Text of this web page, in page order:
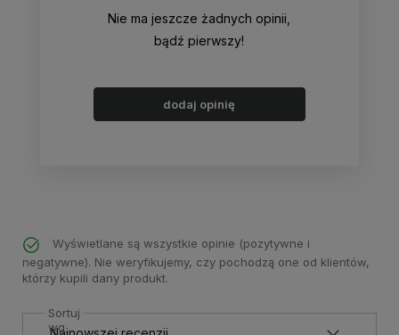
Nie ma jeszcze żadnych opinii,
bądź pierwszy!
dodaj opinię
Wyświetlane są wszystkie opinie (pozytywne i
negatywne). Nie weryfikujemy, czy pochodzą one od klientów,
którzy kupili dany produkt.
Sortuj
wg